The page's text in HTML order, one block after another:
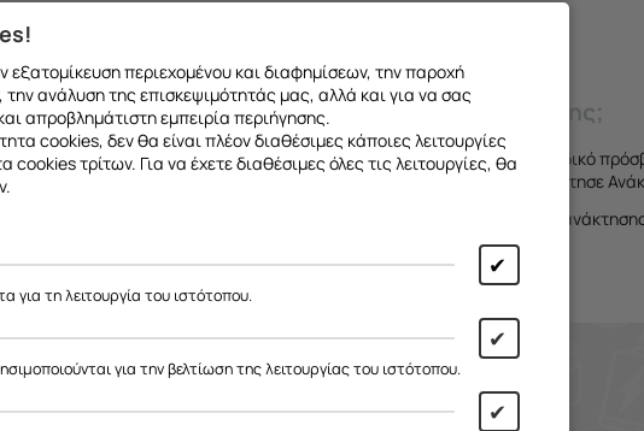
Ξέχασες τον κωδικό πρόσβασης;
Στην περίπτωση που έχεις ξεχάσει τον κωδικό
που δήλωσες κατά την εγγραφή σου και πάτησε
Στο email σου θα παραλάβεις τις οδηγίες
εξατομίκευση περιεχομένου και διαφημίσεων, την παροχή
την ανάλυση της επισκεψιμότητάς μας, αλλά και για να σας
απροβλημάτιστη εμπειρία περιήγησης.
cookies, δεν θα είναι πλέον διαθέσιμες κάποιες λειτουργίες
τρίτων. Για να έχετε διαθέσιμες όλες τις λειτουργίες, θα
✔
για τη λειτουργία του ιστότοπου.
✔
για την βελτίωση της λειτουργίας του ιστότοπου.
✔